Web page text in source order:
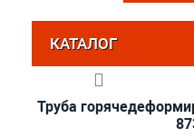
КАТАЛОГ
Труба